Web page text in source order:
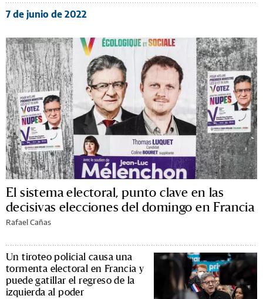
7 de junio de 2022
El sistema electoral, punto clave en las
decisivas elecciones del domingo en Francia
Rafael Cañas
Un tiroteo policial causa una
tormenta electoral en Francia y
puede gatillar el regreso de la
izquierda al poder